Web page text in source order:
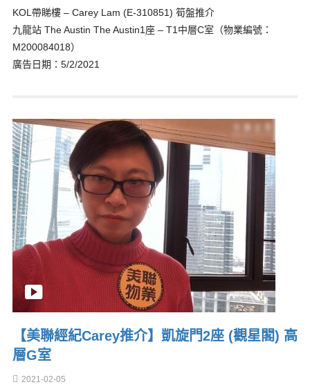
KOL帶睇樓 – Carey Lam (E-310851) 筍盤推介
九龍站 The Austin The Austin1座 – T1中層C室（物業編號：
M200084018）
廣告日期：5/2/2021
【美聯經紀Carey推介】凱旋門2座 (觀星閣) 高
層G室
2021-02-05